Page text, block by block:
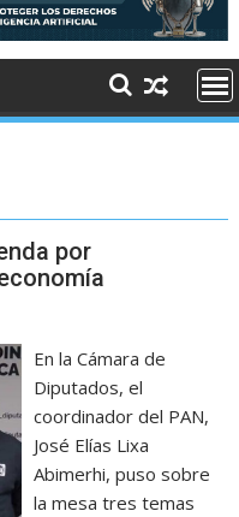
por
En la Cámara de
Diputados, el
coordinador del PAN,
José Elías Lixa
Abimerhi, puso sobre
la mesa tres temas